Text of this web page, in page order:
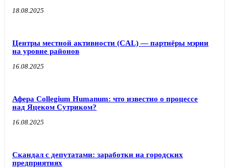
18.08.2025
Центры местной активности (CAL) — партнёры мэрии
на уровне районов
16.08.2025
Афера Collegium Humanum: что известно о процессе
над Яцеком Сутриком?
16.08.2025
Скандал с депутатами: заработки на городских
предприятиях